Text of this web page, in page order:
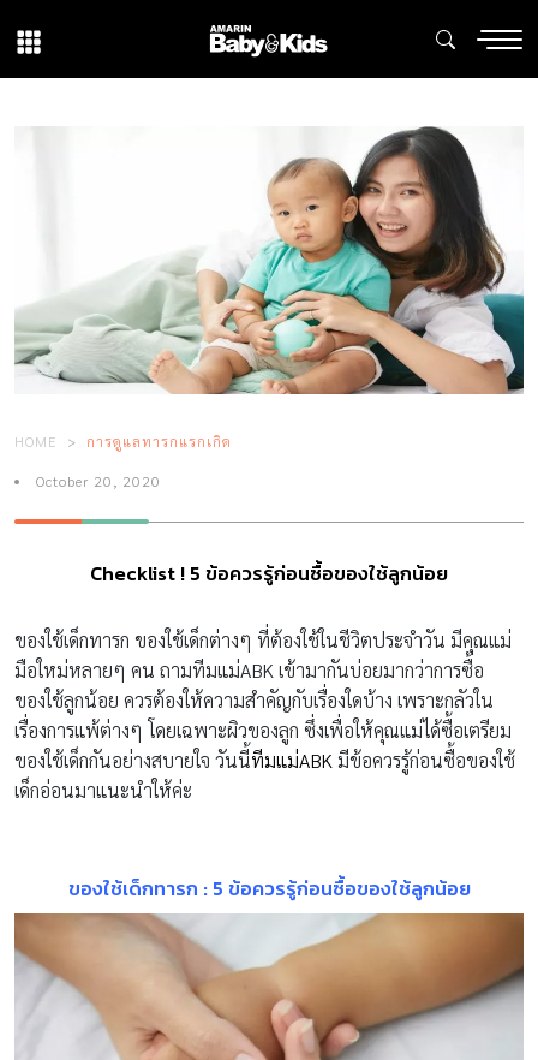
HOME การดูแลทารกแรกเกิด
October 20, 2020
Checklist ! 5 ข้อควรรู้ก่อนซื้อของใช้ลูกน้อย
ของใช้เด็กทารก ของใช้เด็กต่างๆ ที่ต้องใช้ในชีวิตประจำวัน มีคุณแม่
มือใหม่หลายๆ คน ถามทีมแม่ABK เข้ามากันบ่อยมากว่าการซื้อ
ของใช้ลูกน้อย ควรต้องให้ความสำคัญกับเรื่องใดบ้าง เพราะกลัวใน
เรื่องการแพ้ต่างๆ โดยเฉพาะผิวของลูก ซึ่งเพื่อให้คุณแม่ได้ซื้อเตรียม
ของใช้เด็กกันอย่างสบายใจ วันนี้ทีมแม่ABK มีข้อควรรู้ก่อนซื้อของใช้
เด็กอ่อนมาแนะนำให้ค่ะ
ของใช้เด็กทารก : 5 ข้อควรรู้ก่อนซื้อของใช้ลูกน้อย